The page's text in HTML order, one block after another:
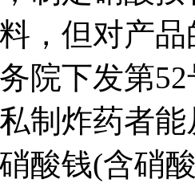
，但对产
院下发第
制炸药者
酸钱(含硝